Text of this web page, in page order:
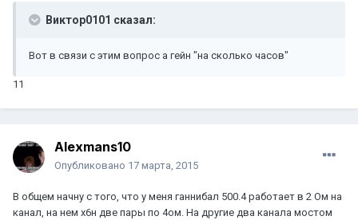
Виктор0101 сказал:
Вот в связи с этим вопрос а гейн "на сколько часов"
11
Alexmans10
Опубликовано 17 марта, 2015
В общем начну с того, что у меня ганнибал 500.4 работает в 2 Ом на
канал, на нем х6н две пары по 4ом. На другие два канала мостом